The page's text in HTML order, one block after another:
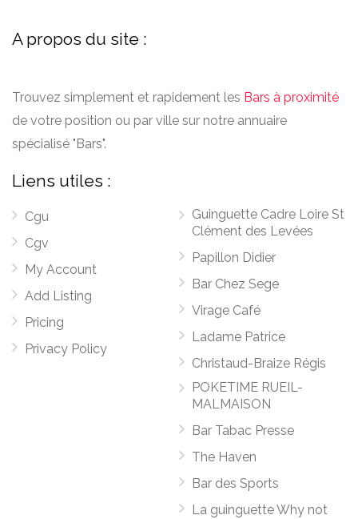
A propos du site :
Trouvez simplement et rapidement les Bars à proximité
de votre position ou par ville sur notre annuaire
spécialisé "Bars".
Liens utiles :
Cgu
Cgv
My Account
Add Listing
Pricing
Privacy Policy
Guinguette Cadre Loire St
Clément des Levées
Papillon Didier
Bar Chez Sege
Virage Café
Ladame Patrice
Christaud-Braize Régis
POKETIME RUEIL-
MALMAISON
Bar Tabac Presse
The Haven
Bar des Sports
La guinguette Why not